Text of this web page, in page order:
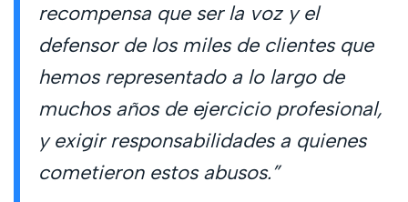
recompensa que ser la voz y el
defensor de los miles de clientes que
hemos representado a lo largo de
muchos años de ejercicio profesional,
y exigir responsabilidades a quienes
cometieron estos abusos.”